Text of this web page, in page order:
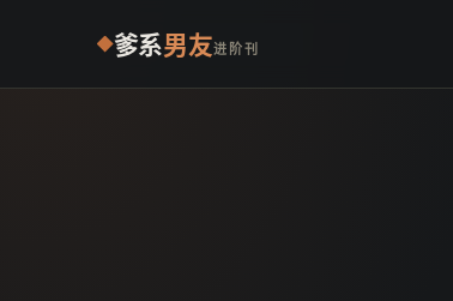
爹系男友进阶刊